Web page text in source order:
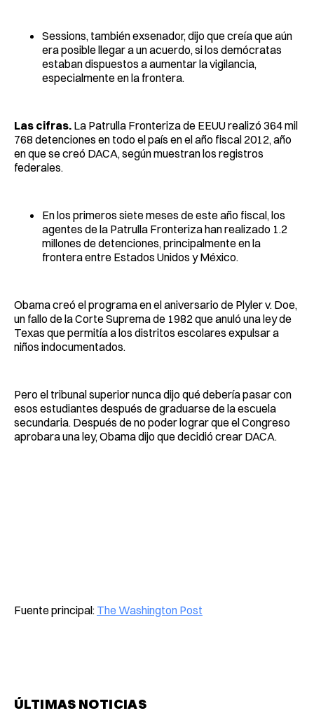
Sessions, también exsenador, dijo que creía que aún
era posible llegar a un acuerdo, si los demócratas
estaban dispuestos a aumentar la vigilancia,
especialmente en la frontera.
Las cifras. La Patrulla Fronteriza de EEUU realizó 364 mil
768 detenciones en todo el país en el año fiscal 2012, año
en que se creó DACA, según muestran los registros
federales.
En los primeros siete meses de este año fiscal, los
agentes de la Patrulla Fronteriza han realizado 1.2
millones de detenciones, principalmente en la
frontera entre Estados Unidos y México.
Obama creó el programa en el aniversario de Plyler v. Doe,
un fallo de la Corte Suprema de 1982 que anuló una ley de
Texas que permitía a los distritos escolares expulsar a
niños indocumentados.
Pero el tribunal superior nunca dijo qué debería pasar con
esos estudiantes después de graduarse de la escuela
secundaria. Después de no poder lograr que el Congreso
aprobara una ley, Obama dijo que decidió crear DACA.
Fuente principal: The Washington Post
ÚLTIMAS NOTICIAS